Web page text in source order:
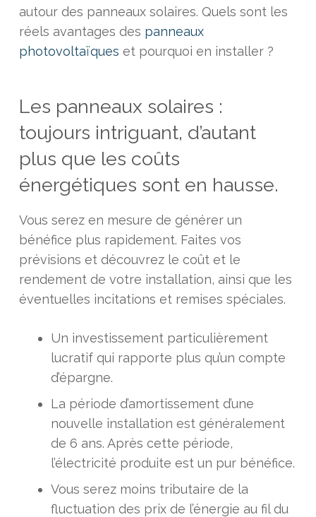
autour des panneaux solaires. Quels sont les
réels avantages des panneaux
photovoltaïques et pourquoi en installer ?
Les panneaux solaires :
toujours intriguant, d’autant
plus que les coûts
énergétiques sont en hausse.
Vous serez en mesure de générer un
bénéfice plus rapidement. Faites vos
prévisions et découvrez le coût et le
rendement de votre installation, ainsi que les
éventuelles incitations et remises spéciales.
Un investissement particulièrement
lucratif qui rapporte plus qu’un compte
d’épargne.
La période d’amortissement d’une
nouvelle installation est généralement
de 6 ans. Après cette période,
l’électricité produite est un pur bénéfice.
Vous serez moins tributaire de la
fluctuation des prix de l’énergie au fil du